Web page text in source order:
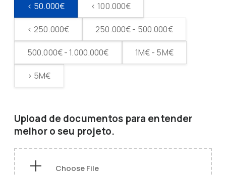
< 50.000€ < 100.000€
< 250.000€ 250.000€ - 500.000€
500.000€ - 1.000.000€ 1M€ - 5M€
> 5M€
Upload de documentos para entender
melhor o seu projeto.